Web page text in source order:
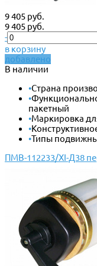
9 405 руб.
9 405 руб.
-
в корзину
добавлено
В наличии
•Страна
•
пакетный
•Маркировка
•
•Типы
ПМВ-112233/ХI-Д38